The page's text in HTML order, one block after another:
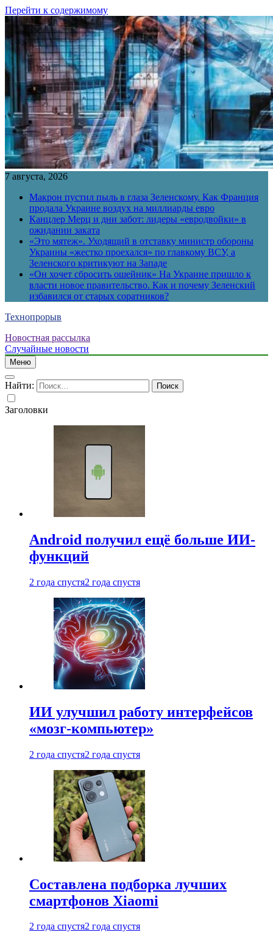
Перейти к содержимому
7 августа, 2026
Макрон пустил пыль в глаза Зеленскому. Как Франция
продала Украине воздух на миллиарды евро
Канцлер Мерц и дни забот: лидеры «евродвойки» в
ожидании заката
«Это мятеж». Уходящий в отставку министр обороны
Украины «жестко проехался» по главкому ВСУ, а
Зеленского критикуют на Западе
«Он хочет сбросить ошейник» На Украине пришло к
власти новое правительство. Как и почему Зеленский
избавился от старых соратников?
Технопрорыв
Новостная рассылка
Случайные новости
Меню
Найти:
Заголовки
Android получил ещё больше ИИ-
функций
2 года спустя2 года спустя
ИИ улучшил работу интерфейсов
«мозг-компьютер»
2 года спустя2 года спустя
Составлена подборка лучших
смартфонов Xiaomi
2 года спустя2 года спустя